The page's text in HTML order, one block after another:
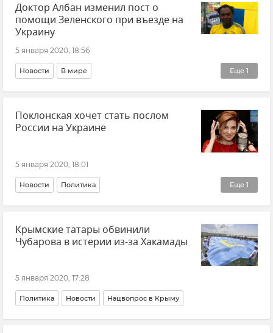
Ситуация на дорогах Крыма и хроника ДТП
Доктор Албан изменил пост о
помощи Зеленского при въезде на
Украину
5 января 2020, 18:56
Еще 1
Новости В мире
Общественно-политическая ситуация на Украине
Поклонская хочет стать послом
России на Украине
5 января 2020, 18:01
Еще 1
Новости Политика
Общественно-политическая ситуация на Украине
Крымские татары обвинили
Чубарова в истерии из-за Хакамады
5 января 2020, 17:28
Политика Новости Нацвопрос в Крыму